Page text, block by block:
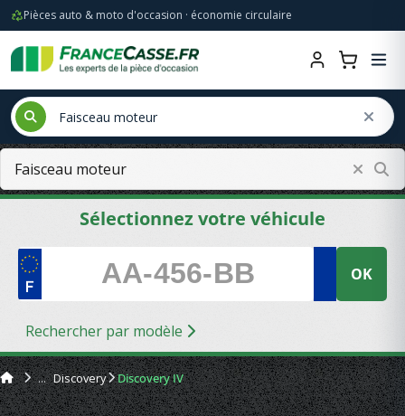
Pièces auto & moto d'occasion · économie circulaire
Sélectionnez votre véhicule
OK
Rechercher par modèle
Discovery Discovery IV